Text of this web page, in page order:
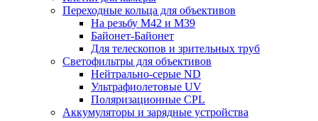
Переходные кольца для объективов
На резьбу М42 и М39
Байонет-Байонет
Для телескопов и зрительных труб
Светофильтры для объективов
Нейтрально-серые ND
Ультрафиолетовые UV
Поляризационные CPL
Аккумуляторы и зарядные устройства